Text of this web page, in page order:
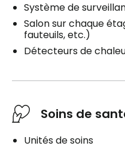
Système de
Salon sur chaque
fauteuils, etc.)
Détecteurs de
Soins de
Unités de soins